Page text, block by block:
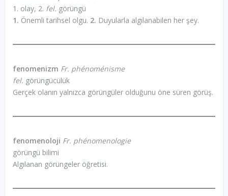
1. olay, 2. fel. görüngü
1. Önemli tarihsel olgu. 2. Duyularla algılanabilen her şey.
fenomenizm Fr. phénoménisme
fel. görüngücülük
Gerçek olanın yalnızca görüngüler olduğunu öne süren görüş.
fenomenoloji Fr. phénomenologie
görüngü bilimi
Algılanan görüngeler öğretisi.